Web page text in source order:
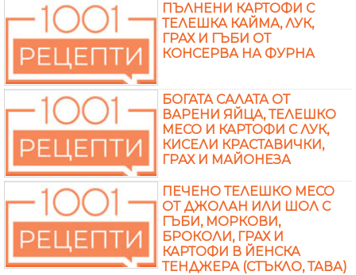
ПЪЛНЕНИ КАРТОФИ С
ТЕЛЕШКА КАЙМА, ЛУК,
ГРАХ И ГЪБИ ОТ
КОНСЕРВА НА ФУРНА
БОГАТА САЛАТА ОТ
ВАРЕНИ ЯЙЦА, ТЕЛЕШКО
МЕСО И КАРТОФИ С ЛУК,
КИСЕЛИ КРАСТАВИЧКИ,
ГРАХ И МАЙОНЕЗА
ПЕЧЕНО ТЕЛЕШКО МЕСО
ОТ ДЖОЛАН ИЛИ ШОЛ С
ГЪБИ, МОРКОВИ,
БРОКОЛИ, ГРАХ И
КАРТОФИ В ЙЕНСКА
ТЕНДЖЕРА (СТЪКЛО, ТАВА)